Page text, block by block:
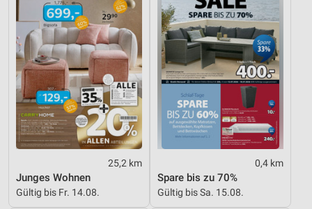
25,2 km
Junges Wohnen
Gültig bis Fr. 14.08.
0,4 km
Spare bis zu 70%
Gültig bis Sa. 15.08.